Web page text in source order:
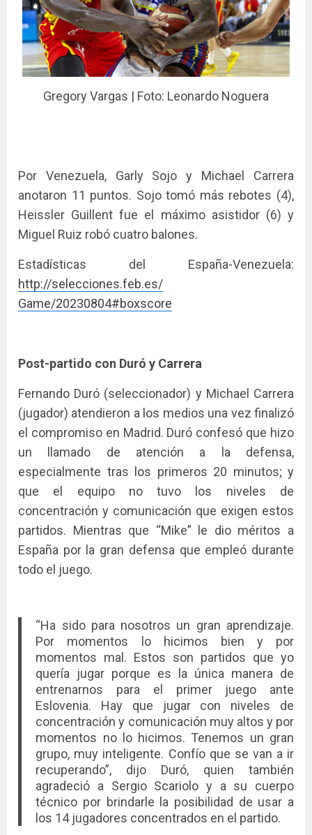
Gregory Vargas | Foto: Leonardo Noguera
Por Venezuela, Garly Sojo y Michael Carrera
anotaron 11 puntos. Sojo tomó más rebotes (4),
Heissler Guillent fue el máximo asistidor (6) y
Miguel Ruiz robó cuatro balones.
Estadísticas del España-Venezuela:
http://selecciones.feb.es/
Game/20230804#boxscore
Post-partido con Duró y Carrera
Fernando Duró (seleccionador) y Michael Carrera
(jugador) atendieron a los medios una vez finalizó
el compromiso en Madrid. Duró confesó que hizo
un llamado de atención a la defensa,
especialmente tras los primeros 20 minutos; y
que el equipo no tuvo los niveles de
concentración y comunicación que exigen estos
partidos. Mientras que “Mike” le dio méritos a
España por la gran defensa que empleó durante
todo el juego.
“Ha sido para nosotros un gran aprendizaje.
Por momentos lo hicimos bien y por
momentos mal. Estos son partidos que yo
quería jugar porque es la única manera de
entrenarnos para el primer juego ante
Eslovenia. Hay que jugar con niveles de
concentración y comunicación muy altos y por
momentos no lo hicimos. Tenemos un gran
grupo, muy inteligente. Confío que se van a ir
recuperando”, dijo Duró, quien también
agradeció a Sergio Scariolo y a su cuerpo
técnico por brindarle la posibilidad de usar a
los 14 jugadores concentrados en el partido.